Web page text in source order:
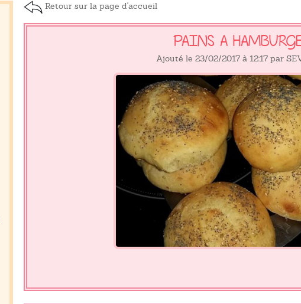
Retour sur la page d'accueil
PAINS A
Ajouté le 23/02/2017 à 12:17 par